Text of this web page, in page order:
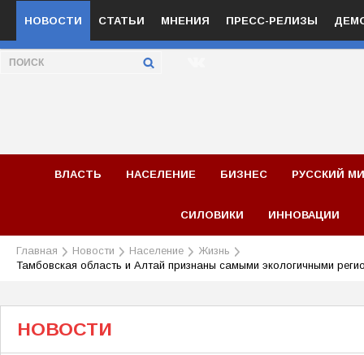
НОВОСТИ СТАТЬИ МНЕНИЯ ПРЕСС-РЕЛИЗЫ
ВЛАСТЬ НАСЕЛЕНИЕ БИЗНЕС РУССКИЙ
СИЛОВИКИ ИННОВАЦИИ
Главная Новости Население
Жизнь
Тамбовская область и Алтай признаны самыми экологичными
НОВОСТИ